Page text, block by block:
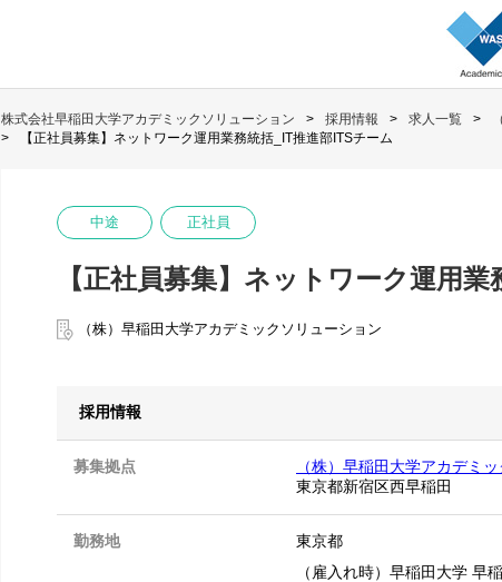
株式会社早稲田大学アカデミックソリューション 採用情報 求人一覧
【正社員募集】ネットワーク運用業務統括_IT推進部ITSチーム
中途 正社員
【正社員募集】ネットワーク運用
（株）早稲田大学アカデミックソリューション
採用情報
募集拠点
（株）早稲田大学アカデミ
東京都新宿区西早稲田
勤務地
東京都
（雇入れ時）早稲田大学